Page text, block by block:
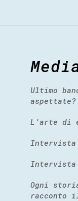
Ultimo
aspettate?
L’arte di
Intervista
Ogni
racconto